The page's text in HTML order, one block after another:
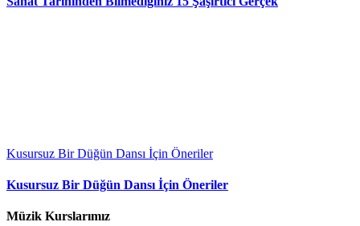
Kusursuz Bir Düğün Dansı İçin Öneriler
Kusursuz Bir Düğün Dansı İçin Öneriler
Müzik Kurslarımız